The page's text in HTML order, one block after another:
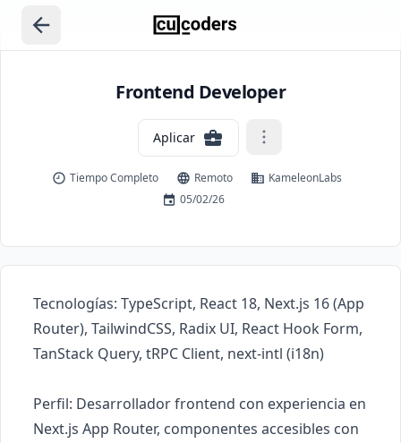
Frontend Developer
Aplicar
Tiempo Completo Remoto
KameleonLabs
05/02/26
Tecnologías: TypeScript, React 18, Next.js 16 (App
Router), TailwindCSS, Radix UI, React Hook Form,
TanStack Query, tRPC Client, next-intl (i18n)
Perfil: Desarrollador frontend con experiencia en
Next.js App Router, componentes accesibles con